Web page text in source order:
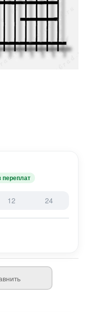
переплат
12 24